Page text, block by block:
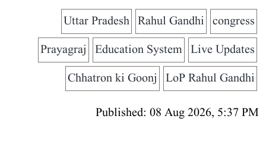
congress
Rahul Gandhi
Uttar Pradesh
Live Updates
Education System
Prayagraj
LoP Rahul Gandhi
Chhatron ki Goonj
Published: 08 Aug 2026, 5:37 PM